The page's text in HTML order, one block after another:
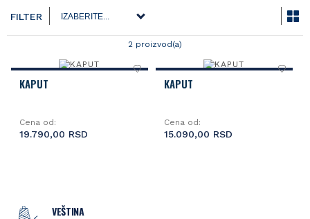
FILTER
2 proizvod(a)
KAPUT
Cena od:
19.790,00 RSD
KAPUT
Cena od:
15.090,00 RSD
VEŠTINA